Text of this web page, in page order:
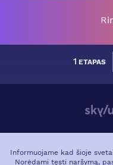
1 ETAPAS
Informuojame kad šioje
Norėdami tęsti naršymą,